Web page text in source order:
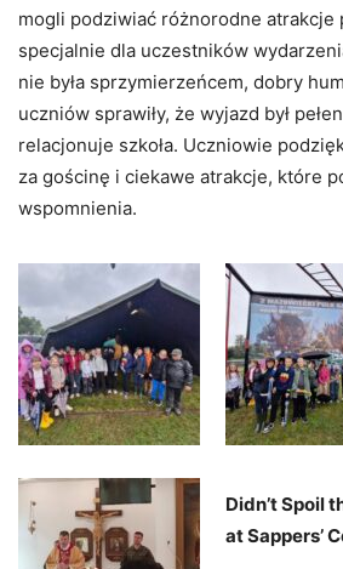
mogli podziwiać różnorodne atrakcje
specjalnie dla uczestników
nie była sprzymierzeńcem, dobry
uczniów sprawiły, że wyjazd był
relacjonuje szkoła. Uczniowie
za gościnę i ciekawe atrakcje, które
wspomnienia.
Didn’t Spoil
at Sappers’